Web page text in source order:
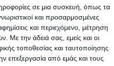
σε μια συσκευή, όπως τα
και προσαρμοσμένες
και περιεχόμενο, μέτρηση
Με την άδειά σας, εμείς και οι
τοποθεσίας και ταυτοποίησης
επεξεργασία από εμάς και τους